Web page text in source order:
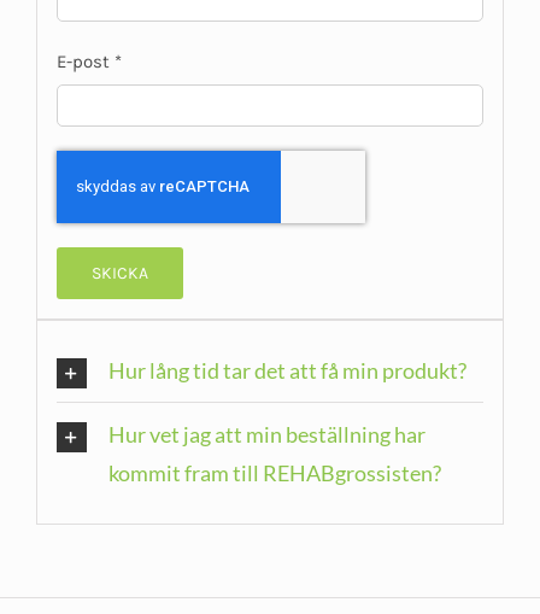
E-post *
Hur lång tid tar det att få min produkt?
Hur vet jag att min beställning har
kommit fram till REHABgrossisten?